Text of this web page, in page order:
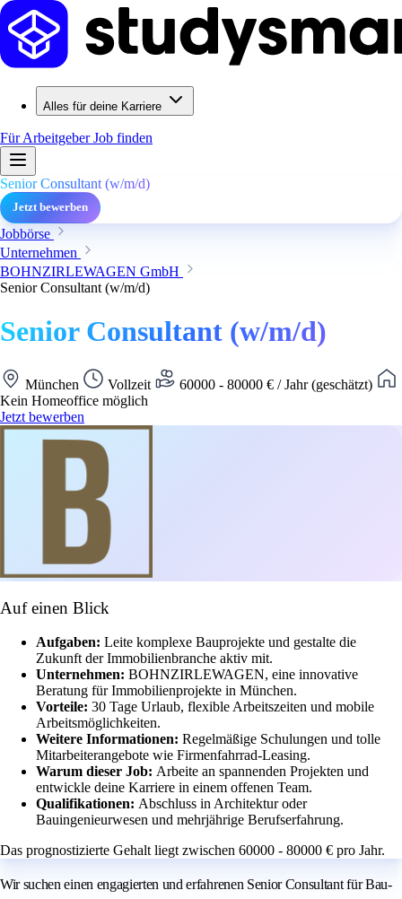
Alles für deine Karriere
Für ArbeitgeberJob finden
Senior Consultant (w/m/d)
Jetzt bewerben
Jobbörse
Unternehmen
BOHNZIRLEWAGEN GmbH
Senior Consultant (w/m/d)
Senior Consultant (w/m/d)
München Vollzeit
60000 - 80000 € / Jahr (geschätzt)
Kein Homeoffice möglich
Jetzt bewerben
Auf einen Blick
Aufgaben: Leite komplexe Bauprojekte und gestalte die
Zukunft der Immobilienbranche aktiv mit.
Unternehmen: BOHNZIRLEWAGEN, eine innovative
Beratung für Immobilienprojekte in München.
Vorteile: 30 Tage Urlaub, flexible Arbeitszeiten und mobile
Arbeitsmöglichkeiten.
Weitere Informationen: Regelmäßige Schulungen und tolle
Mitarbeiterangebote wie Firmenfahrrad-Leasing.
Warum dieser Job: Arbeite an spannenden Projekten und
entwickle deine Karriere in einem offenen Team.
Qualifikationen: Abschluss in Architektur oder
Bauingenieurwesen und mehrjährige Berufserfahrung.
Das prognostizierte Gehalt liegt zwischen 60000 - 80000 € pro Jahr.
Wir suchen einen engagierten und erfahrenen Senior Consultant für Bau-